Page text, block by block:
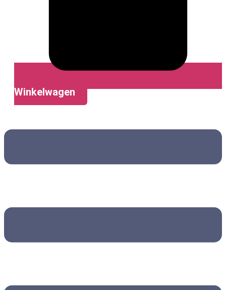
Winkelwagen